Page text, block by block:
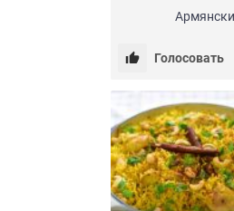
Голосовать